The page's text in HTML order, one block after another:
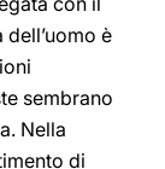
è
sembrano
Nella
di